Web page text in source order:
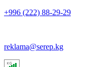
+996 (222) 88-29-29
reklama@serep.kg